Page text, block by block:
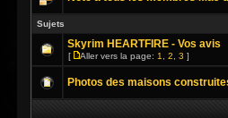
Sujets
Skyrim HEARTFIRE - Vos avis
[ Aller vers la page: 1 2 3 ]
Photos des maisons